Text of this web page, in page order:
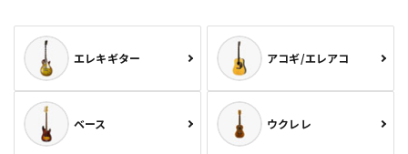
エレキギター アコギ/エレアコ
ベース ウクレレ